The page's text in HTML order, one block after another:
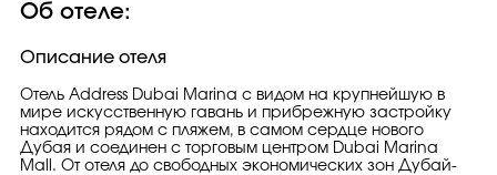
Об отеле:
Описание отеля
Отель Address Dubai Marina с видом на крупнейшую в
мире искусственную гавань и прибрежную застройку
находится рядом с пляжем, в самом сердце нового
Дубая и соединен с торговым центром Dubai Marina
Mall. От отеля до свободных экономических зон Дубай-